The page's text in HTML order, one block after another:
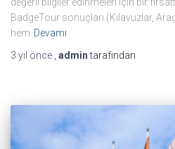
değerli bilgiler edinmeleri için bir
BadgeTour sonuçları (Kılavuzlar,
hem Devamı
3 yıl önce , admintarafından